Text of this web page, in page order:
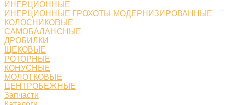
ИНЕРЦИОННЫЕ
ИНЕРЦИОННЫЕ ГРОХОТЫ МОДЕРНИЗИРОВАННЫЕ
КОЛОСНИКОВЫЕ
САМОБАЛАНСНЫЕ
ДРОБИЛКИ
ЩЕКОВЫЕ
РОТОРНЫЕ
КОНУСНЫЕ
МОЛОТКОВЫЕ
ЦЕНТРОБЕЖНЫЕ
Запчасти